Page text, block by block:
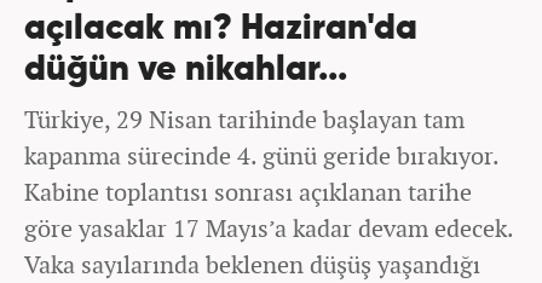
açılacak mı? Haziran'da
düğün ve nikahlar...
Türkiye, 29 Nisan tarihinde başlayan tam
kapanma sürecinde 4. günü geride bırakıyor.
Kabine toplantısı sonrası açıklanan tarihe
göre yasaklar 17 Mayıs’a kadar devam edecek.
Vaka sayılarında beklenen düşüş yaşandığı